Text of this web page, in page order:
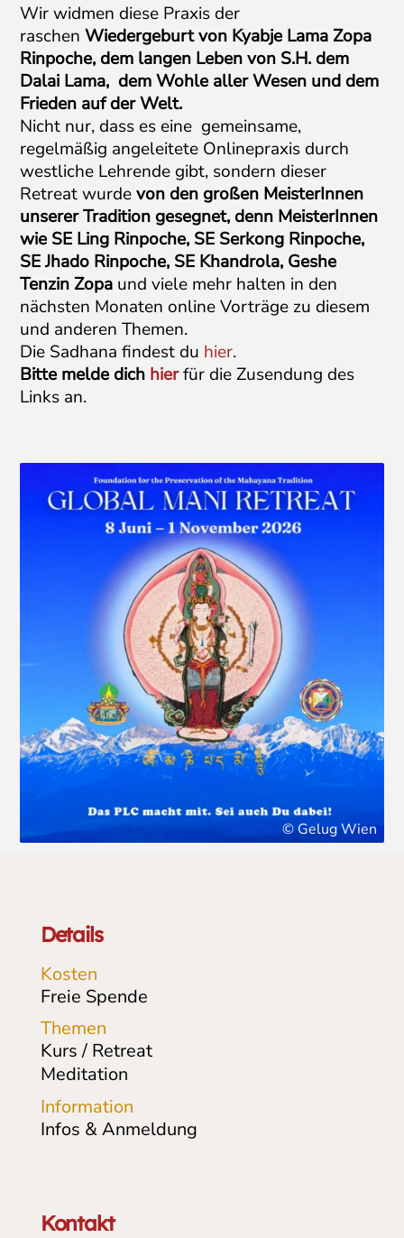
Wir widmen diese Praxis der
raschenWiedergeburt von Kyabje Lama Zopa
Rinpoche, dem langen Leben von S.H. dem
Dalai Lama, dem Wohle aller Wesen und dem
Frieden auf der Welt.
Nicht nur, dass es eine gemeinsame,
regelmäßig angeleitete Onlinepraxis durch
westliche Lehrende gibt, sondern dieser
Retreat wurdevon den großen MeisterInnen
unserer Tradition gesegnet, denn MeisterInnen
wie SE Ling Rinpoche, SE Serkong Rinpoche,
SE Jhado Rinpoche, SE Khandrola, Geshe
Tenzin Zopa und viele mehr halten in den
nächsten Monaten online Vorträge zu diesem
und anderen Themen.
Die Sadhana findest du hier.
Bitte melde dich hierfür die Zusendung des
Links an.
© Gelug Wien
Details
Kosten
Freie Spende
Themen
Kurs / Retreat
Meditation
Information
Infos & Anmeldung
Kontakt